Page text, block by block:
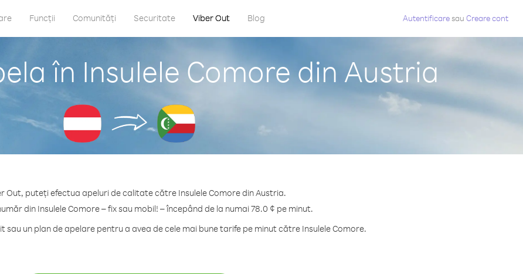
Funcții Comunități Securitate Viber Out Blog Autentificaresau Creare cont
în Insulele Comore din Austria
Out, puteți efectua apeluri de calitate către Insulele Comore din Austria.
din Insulele Comore – fix sau mobil! – începând de la numai 78.0 ¢ pe minut.
un plan de apelare pentru a avea de cele mai bune tarife pe minut către Insulele Comore.